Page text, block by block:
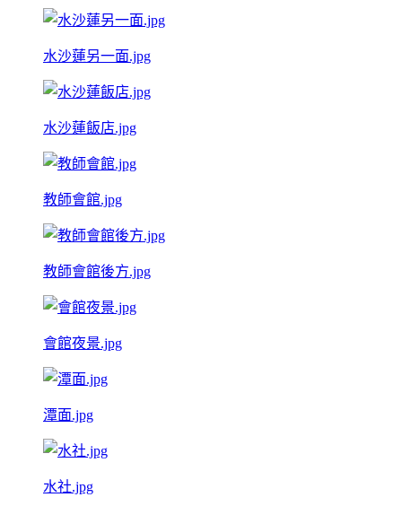
水沙蓮另一面.jpg
水沙蓮飯店.jpg
教師會館.jpg
教師會館後方.jpg
會館夜景.jpg
潭面.jpg
水社.jpg